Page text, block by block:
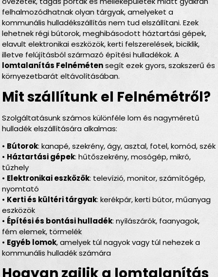
felhalmozódhatnak olyan tárgyak, amelyeket a
kommunális hulladékszállítás nem tud elszállítani. Ezek
lehetnek régi bútorok, meghibásodott háztartási gépek,
elavult elektronikai eszközök, kerti felszerelések, biciklik,
illetve felújításból származó építési hulladékok. A
lomtalanítás Felnémétensegít ezek gyors, szakszerű és
környezetbarát eltávolításában.
Mit szállítunk el Felnémétről?
Szolgáltatásunk számos különféle lom és nagyméretű
hulladék elszállítására alkalmas:
• Bútorok: kanapé, szekrény, ágy, asztal, fotel, komód, szék
• Háztartási gépek: hűtőszekrény, mosógép, mikró,
tűzhely
• Elektronikai eszközök: televízió, monitor, számítógép,
nyomtató
• Kerti és kültéri tárgyak: kerékpár, kerti bútor, műanyag
eszközök
• Építési és bontási hulladék: nyílászárók, faanyagok,
fém elemek, törmelék
• Egyéb lomok, amelyek túl nagyok vagy túl nehezek a
kommunális hulladék számára